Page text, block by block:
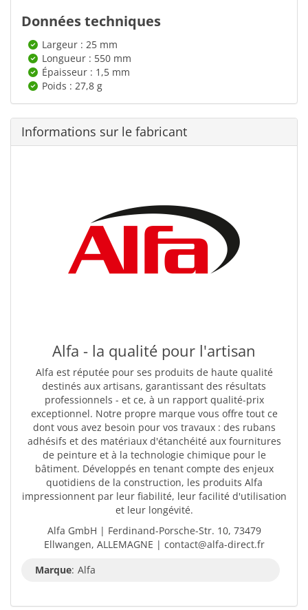
Données techniques
Largeur : 25 mm
Longueur : 550 mm
Épaisseur : 1,5 mm
Poids : 27,8 g
Informations sur le fabricant
Alfa - la qualité pour l'artisan
Alfa est réputée pour ses produits de haute qualité
destinés aux artisans, garantissant des résultats
professionnels - et ce, à un rapport qualité-prix
exceptionnel. Notre propre marque vous offre tout ce
dont vous avez besoin pour vos travaux : des rubans
adhésifs et des matériaux d'étanchéité aux fournitures
de peinture et à la technologie chimique pour le
bâtiment. Développés en tenant compte des enjeux
quotidiens de la construction, les produits Alfa
impressionnent par leur fiabilité, leur facilité d'utilisation
et leur longévité.
Alfa GmbH | Ferdinand-Porsche-Str. 10, 73479
Ellwangen, ALLEMAGNE | contact@alfa-direct.fr
Marque: Alfa